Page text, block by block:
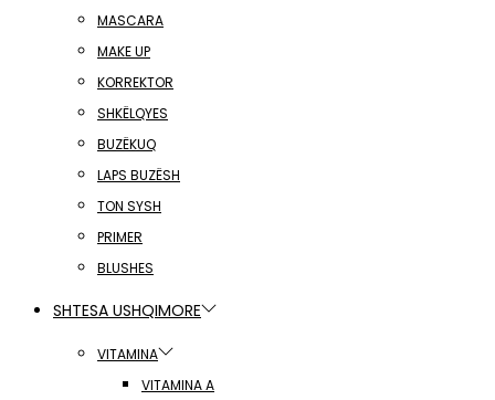
MASCARA
MAKE UP
KORREKTOR
SHKËLQYES
BUZËKUQ
LAPS BUZËSH
TON SYSH
PRIMER
BLUSHES
SHTESA USHQIMORE
VITAMINA
VITAMINA A